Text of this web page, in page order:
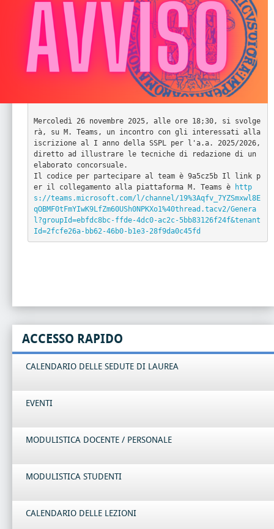
Mercoledì 26 novembre 2025, alle ore 18;30, si svolge
rà, su M. Teams, un incontro con gli interessati alla
iscrizione al I anno della SSPL per l'a.a. 2025/2026,
diretto ad illustrare le tecniche di redazione di un
elaborato concorsuale.
Il codice per partecipare al team è 9a5cz5b Il link p
er il collegamento alla piattaforma M. Teams è
http
s://teams.microsoft.com/l/channel/19%3Aqfv_7YZSmxwl8E
qOBMF0tFmYIwK9LfZm60USh0NPKXo1%40thread.tacv2/Genera
l?groupId=ebfdc8bc-ffde-4dc0-ac2c-5bb83126f24f&tenant
Id=2fcfe26a-bb62-46b0-b1e3-28f9da0c45fd
ACCESSO RAPIDO
CALENDARIO DELLE SEDUTE DI LAUREA
EVENTI
MODULISTICA DOCENTE / PERSONALE
MODULISTICA STUDENTI
CALENDARIO DELLE LEZIONI